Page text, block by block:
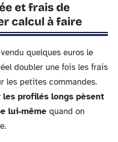
et frais de
calcul à faire
quelques euros le
doubler une fois les frais
les petites commandes.
profilés longs pèsent
lui-même quand on